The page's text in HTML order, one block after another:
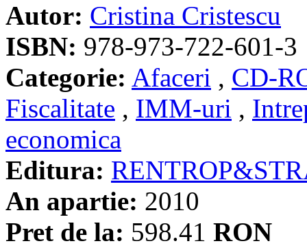
Autor: Cristina Cristescu
ISBN: 978-973-722-601-3
Categorie: Afaceri , CD-
Fiscalitate , IMM-uri ,
economica
Editura:
An apartie: 2010
Pret de la: 598.41 RON